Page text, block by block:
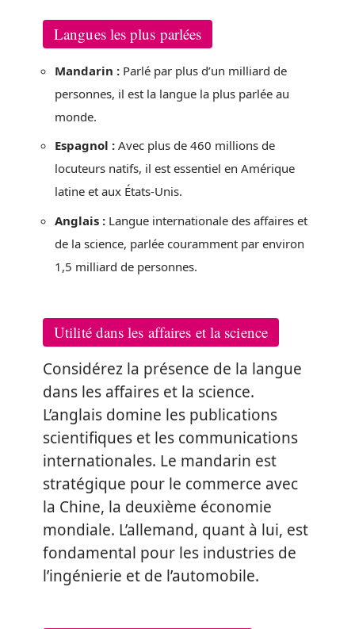
Langues les plus parlées
Mandarin : Parlé par plus d’un milliard de
personnes, il est la langue la plus parlée au
monde.
Espagnol : Avec plus de 460 millions de
locuteurs natifs, il est essentiel en Amérique
latine et aux États-Unis.
Anglais : Langue internationale des affaires et
de la science, parlée couramment par environ
1,5 milliard de personnes.
Utilité dans les affaires et la science
Considérez la présence de la langue
dans les affaires et la science.
L’anglais domine les publications
scientifiques et les communications
internationales. Le mandarin est
stratégique pour le commerce avec
la Chine, la deuxième économie
mondiale. L’allemand, quant à lui, est
fondamental pour les industries de
l’ingénierie et de l’automobile.